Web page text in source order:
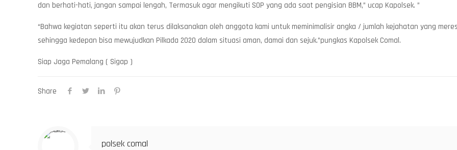
dan berhati-hati, jangan sampai lengah, Termasuk agar mengikuti SOP yang ada saat pengisian BBM,” ucap Kapolsek. ”
“Bahwa kegiatan seperti itu akan terus dilaksanakan oleh anggota kami untuk meminimalisir angka / jumlah kejahatan yang
sehingga kedepan bisa mewujudkan Pilkada 2020 dalam situasi aman, damai dan sejuk.”pungkas Kapolsek Comal.
Siap Jaga Pemalang ( Sigap )
Share
polsek comal